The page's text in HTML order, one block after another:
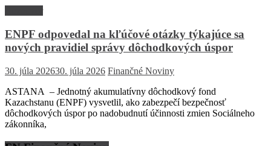
ENPF odpovedal na kľúčové otázky týkajúce sa
nových pravidiel správy dôchodkových úspor
30. júla 202630. júla 2026 Finančné Noviny
ASTANA – Jednotný akumulatívny dôchodkový fond
Kazachstanu (ENPF) vysvetlil, ako zabezpečí bezpečnosť
dôchodkových úspor po nadobudnutí účinnosti zmien Sociálneho
zákonníka,